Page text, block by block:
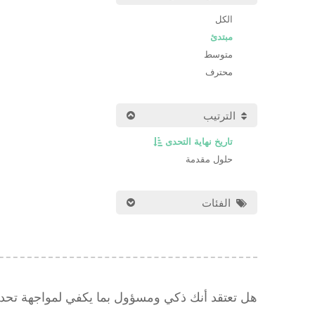
الكل
مبتدئ
متوسط
محترف
الترتيب
تاريخ نهاية التحدى
حلول مقدمة
الفئات
هل تعتقد أنك ذكي ومسؤول بما يكفي لمواجهة